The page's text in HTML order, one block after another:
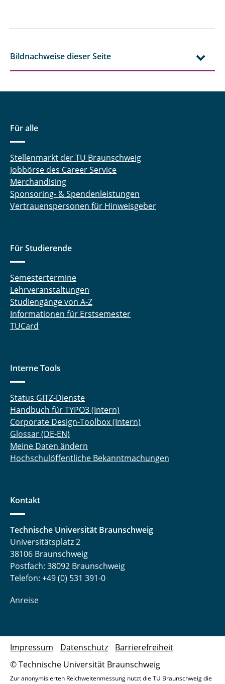
Bildnachweise dieser Seite
Für alle
Stellenmarkt der TU Braunschweig
Jobbörse des Career Service
Merchandising
Sponsoring- & Spendenleistungen
Vertrauenspersonen für Hinweisgeber
Für Studierende
Semestertermine
Lehrveranstaltungen
Studiengänge von A-Z
Informationen für Erstsemester
TUCard
Interne Tools
Status GITZ-Dienste
Handbuch für TYPO3 (Intern)
Corporate Design-Toolbox (Intern)
Glossar (DE-EN)
Meine Daten ändern
Hochschulöffentliche Bekanntmachungen
Kontakt
Technische Universität Braunschweig
Universitätsplatz 2
38106 Braunschweig
Postfach: 38092 Braunschweig
Telefon: +49 (0) 531 391-0
Anreise
© Technische Universität Braunschweig
Impressum Datenschutz Barrierefreiheit
Zur anonymisierten Reichweitenmessung nutzt die TU Braunschweig die